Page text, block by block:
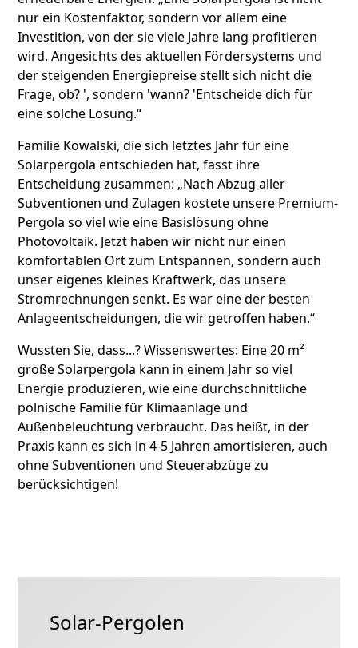
nur ein Kostenfaktor, sondern vor allem eine
Investition, von der sie viele Jahre lang profitieren
wird. Angesichts des aktuellen Fördersystems und
der steigenden Energiepreise stellt sich nicht die
Frage, ob? ', sondern 'wann? 'Entscheide dich für
eine solche Lösung.“
Familie Kowalski, die sich letztes Jahr für eine
Solarpergola entschieden hat, fasst ihre
Entscheidung zusammen: „Nach Abzug aller
Subventionen und Zulagen kostete unsere Premium-
Pergola so viel wie eine Basislösung ohne
Photovoltaik. Jetzt haben wir nicht nur einen
komfortablen Ort zum Entspannen, sondern auch
unser eigenes kleines Kraftwerk, das unsere
Stromrechnungen senkt. Es war eine der besten
Anlageentscheidungen, die wir getroffen haben.“
Wussten Sie, dass...? Wissenswertes: Eine 20 m²
große Solarpergola kann in einem Jahr so viel
Energie produzieren, wie eine durchschnittliche
polnische Familie für Klimaanlage und
Außenbeleuchtung verbraucht. Das heißt, in der
Praxis kann es sich in 4-5 Jahren amortisieren, auch
ohne Subventionen und Steuerabzüge zu
berücksichtigen!
Solar-Pergolen